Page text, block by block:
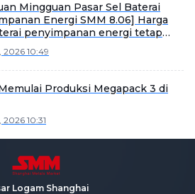
Mingguan Pasar Sel Baterai
Energi SMM 8.06] Harga
penyimpanan energi tetap
akan mempercepat
di semester kedua.
2026 10:49
Produksi Megapack 3 di
10:31
Logam Shanghai